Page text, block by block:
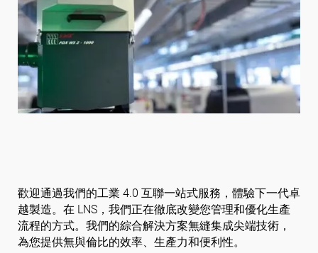
歡迎通過我們的工業 4.0 互聯一站式服務，體驗下一代卓
越製造。在 LNS，我們正在徹底改變您管理和優化生產
流程的方式。我們的綜合解決方案無縫集成尖端技術，
為您提供無與倫比的效率、生產力和便利性。
瑞士
繁體中文
關注我們